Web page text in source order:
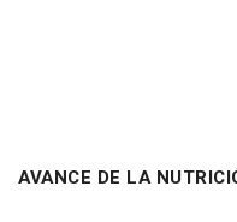
AVANCE DE LA